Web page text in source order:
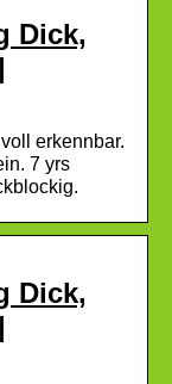
Dick,
erkennbar.
7 yrs
Dick,